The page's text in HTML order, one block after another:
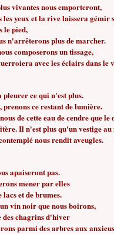
vivantes nous emporteront,
les yeux et la rive laissera gémir
le pied,
n'arrêterons plus de marcher.
composerons un tissage,
avec les éclairs dans le
pleurer ce qui n'est plus.
prenons ce restant de lumière.
de cette eau de cendre que le
Il n'est plus qu'un vestige
nous rendit aveugles.
apaiseront pas.
mener par elles
lacs et de brumes.
vin noir que nous boirons,
des chagrins d'hiver
parmi des arbres aux